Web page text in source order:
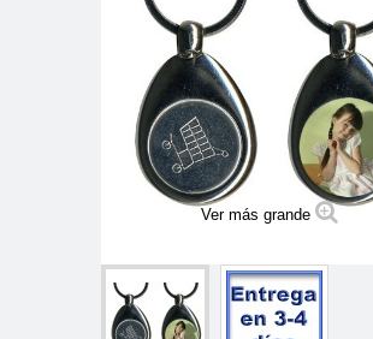
Ver más grande